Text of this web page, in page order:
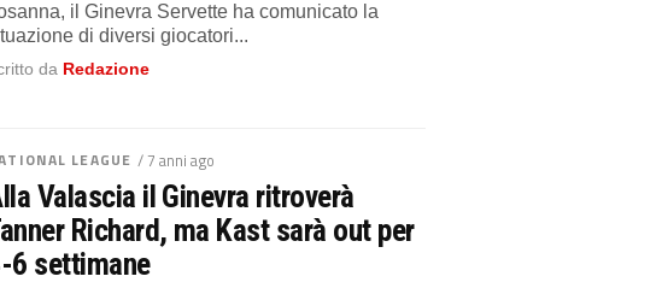
il Ginevra Servette ha comunicato la
di diversi giocatori...
da Redazione
LEAGUE / 7 anni ago
Valascia il Ginevra ritroverà
Richard, ma Kast sarà out per
6 settimane